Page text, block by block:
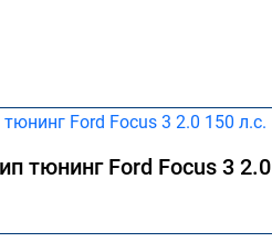
тюнинг Ford Focus 3 2.0